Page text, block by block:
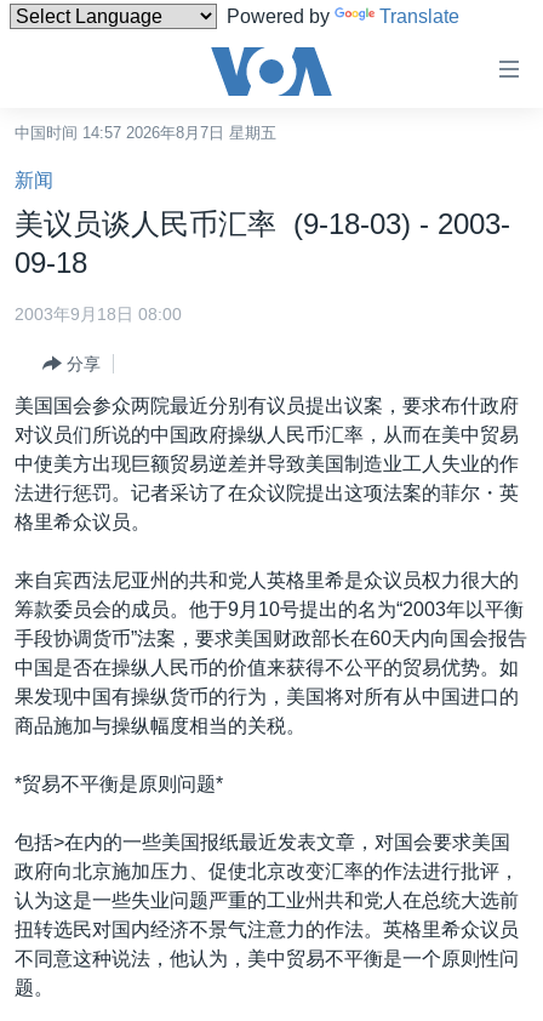
Powered by Translate
碍
链
接
跳
转
内
转
到
导
航
跳
到
检
索
中国
国际
最新国际新闻
印太
中东
非洲
美洲
全球议题
分类新闻
经济·金融·贸易
人权·法律·宗教
军事
劳工
环境
美中关系
热点专题
国会报道
美中关系
美国建国250周年
埃博拉疫情
台海两岸关系
南中国海争端
关注西藏
关注新疆
VOA今日焦点
中文广播
关注我们
其他语言网站
中国时间 14:57 2026年8月7日 星期五
新闻
美议员谈人民币汇率 (9-18-03) - 2003-
09-18
2003年9月18日 08:00
分享
美国国会参众两院最近分别有议员提出议案，要求布什政府
对议员们所说的中国政府操纵人民币汇率，从而在美中贸易
中使美方出现巨额贸易逆差并导致美国制造业工人失业的作
法进行惩罚。记者采访了在众议院提出这项法案的菲尔・英
格里希众议员。
来自宾西法尼亚州的共和党人英格里希是众议员权力很大的
筹款委员会的成员。他于9月10号提出的名为“2003年以平衡
手段协调货币”法案，要求美国财政部长在60天内向国会报告
中国是否在操纵人民币的价值来获得不公平的贸易优势。如
果发现中国有操纵货币的行为，美国将对所有从中国进口的
商品施加与操纵幅度相当的关税。
*贸易不平衡是原则问题*
包括>在内的一些美国报纸最近发表文章，对国会要求美国
政府向北京施加压力、促使北京改变汇率的作法进行批评，
认为这是一些失业问题严重的工业州共和党人在总统大选前
扭转选民对国内经济不景气注意力的作法。英格里希众议员
不同意这种说法，他认为，美中贸易不平衡是一个原则性问
题。